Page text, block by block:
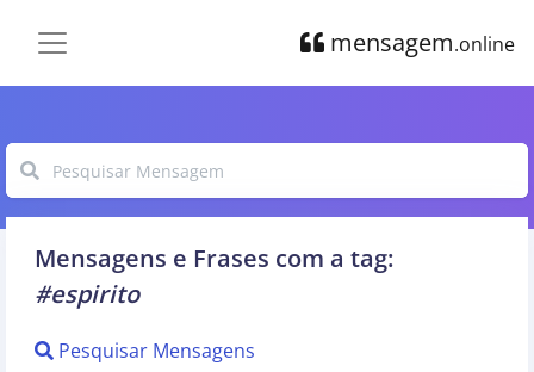
mensagem.online
Mensagens e Frases com a tag:
#espirito
Pesquisar Mensagens